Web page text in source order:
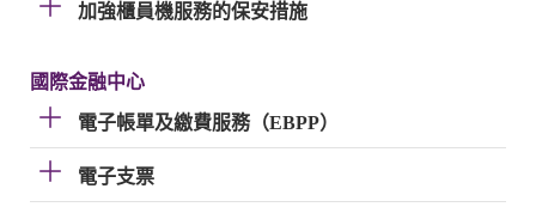
加強櫃員機服務的保安措施
國際金融中心
電子帳單及繳費服務（EBPP）
電子支票